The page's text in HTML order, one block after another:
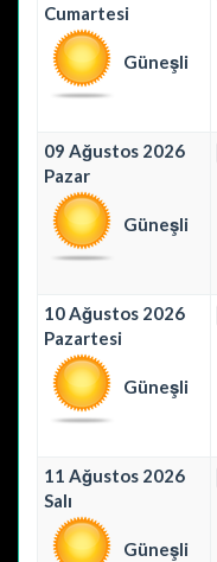
Cumartesi
Güneşli
09 Ağustos 2026
Pazar
Güneşli
10 Ağustos 2026
Pazartesi
Güneşli
11 Ağustos 2026
Salı
Güneşli